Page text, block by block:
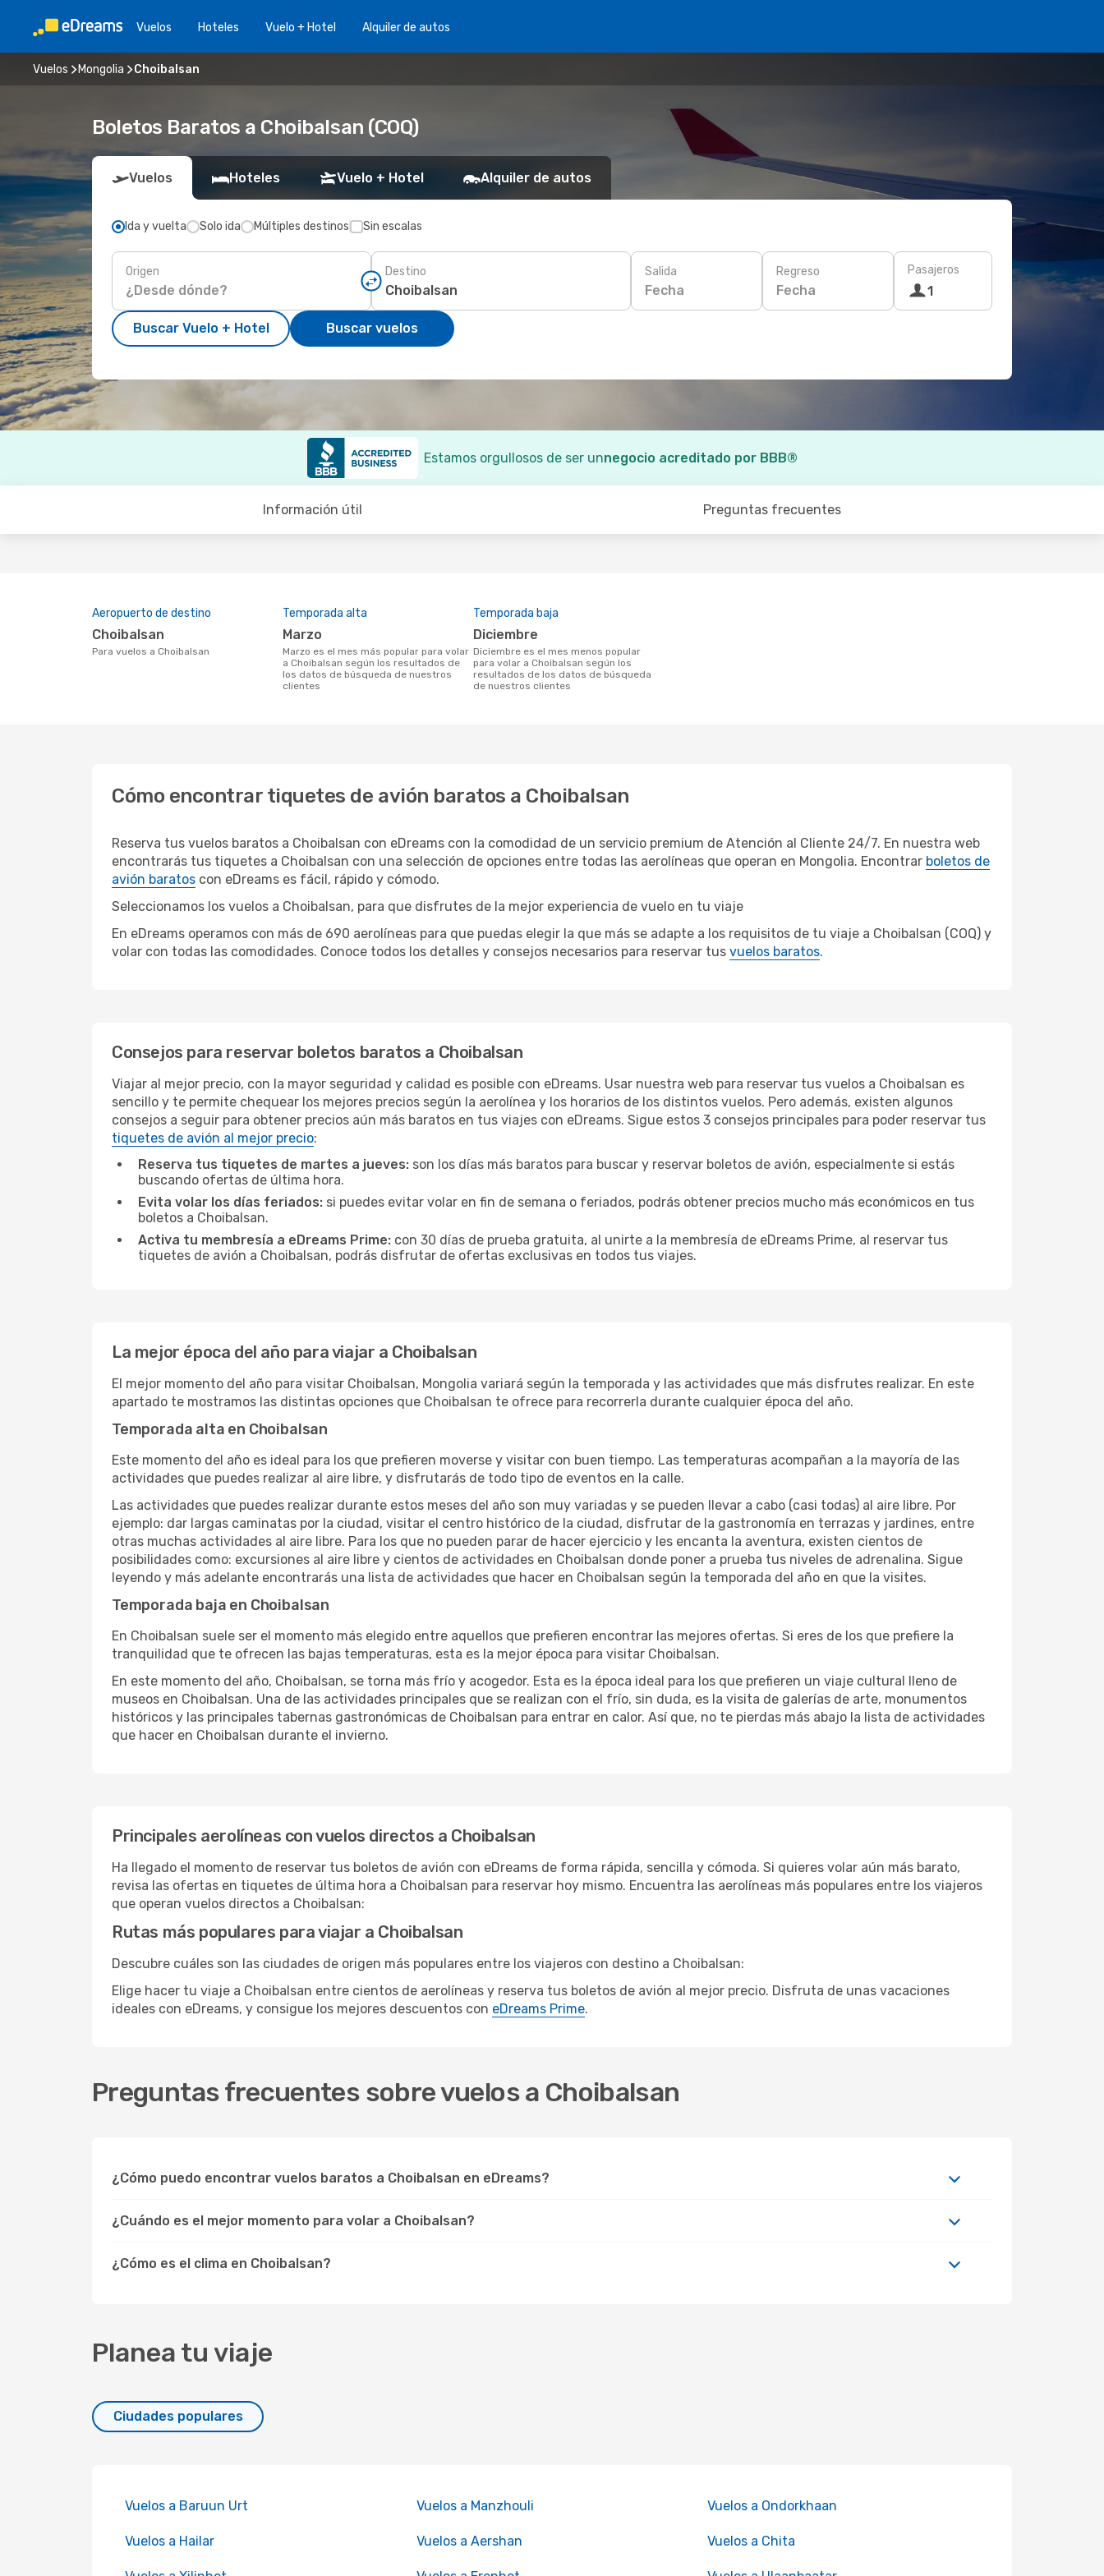
Vuelos Hoteles Vuelo + Hotel Alquiler de autos
Vuelos Mongolia Choibalsan
Boletos Baratos a Choibalsan (COQ)
Vuelos Hoteles Vuelo + Hotel Alquiler de autos
Ida y vuelta Solo ida Múltiples destinos Sin escalas
Origen Destino Salida
Fecha
Regreso
Fecha
Pasajeros
1
Buscar Vuelo + Hotel Buscar vuelos
Estamos orgullosos de ser unnegocio acreditado por BBB®
Información útil Preguntas frecuentes
Aeropuerto de destino
Choibalsan
Para vuelos a Choibalsan
Temporada alta
marzo
marzo es el mes más popular para volar
a Choibalsan según los resultados de
los datos de búsqueda de nuestros
clientes
Temporada baja
diciembre
diciembre es el mes menos popular
para volar a Choibalsan según los
resultados de los datos de búsqueda
de nuestros clientes
Cómo encontrar tiquetes de avión baratos a Choibalsan
Reserva tus vuelos baratos a Choibalsan con eDreams con la comodidad de un servicio premium de Atención al Cliente 24/7. En nuestra web
encontrarás tus tiquetes a Choibalsan con una selección de opciones entre todas las aerolíneas que operan en Mongolia. Encontrar boletos de
avión baratos con eDreams es fácil, rápido y cómodo.
Seleccionamos los vuelos a Choibalsan, para que disfrutes de la mejor experiencia de vuelo en tu viaje
En eDreams operamos con más de 690 aerolíneas para que puedas elegir la que más se adapte a los requisitos de tu viaje a Choibalsan (COQ) y
volar con todas las comodidades. Conoce todos los detalles y consejos necesarios para reservar tus vuelos baratos.
Consejos para reservar boletos baratos a Choibalsan
Viajar al mejor precio, con la mayor seguridad y calidad es posible con eDreams. Usar nuestra web para reservar tus vuelos a Choibalsan es
sencillo y te permite chequear los mejores precios según la aerolínea y los horarios de los distintos vuelos. Pero además, existen algunos
consejos a seguir para obtener precios aún más baratos en tus viajes con eDreams. Sigue estos 3 consejos principales para poder reservar tus
tiquetes de avión al mejor precio:
Reserva tus tiquetes de martes a jueves: son los días más baratos para buscar y reservar boletos de avión, especialmente si estás
buscando ofertas de última hora.
Evita volar los días feriados: si puedes evitar volar en fin de semana o feriados, podrás obtener precios mucho más económicos en tus
boletos a Choibalsan.
Activa tu membresía a eDreams Prime: con 30 días de prueba gratuita, al unirte a la membresía de eDreams Prime, al reservar tus
tiquetes de avión a Choibalsan, podrás disfrutar de ofertas exclusivas en todos tus viajes.
La mejor época del año para viajar a Choibalsan
El mejor momento del año para visitar Choibalsan, Mongolia variará según la temporada y las actividades que más disfrutes realizar. En este
apartado te mostramos las distintas opciones que Choibalsan te ofrece para recorrerla durante cualquier época del año.
Temporada alta en Choibalsan
Este momento del año es ideal para los que prefieren moverse y visitar con buen tiempo. Las temperaturas acompañan a la mayoría de las
actividades que puedes realizar al aire libre, y disfrutarás de todo tipo de eventos en la calle.
Las actividades que puedes realizar durante estos meses del año son muy variadas y se pueden llevar a cabo (casi todas) al aire libre. Por
ejemplo: dar largas caminatas por la ciudad, visitar el centro histórico de la ciudad, disfrutar de la gastronomía en terrazas y jardines, entre
otras muchas actividades al aire libre. Para los que no pueden parar de hacer ejercicio y les encanta la aventura, existen cientos de
posibilidades como: excursiones al aire libre y cientos de actividades en Choibalsan donde poner a prueba tus niveles de adrenalina. Sigue
leyendo y más adelante encontrarás una lista de actividades que hacer en Choibalsan según la temporada del año en que la visites.
Temporada baja en Choibalsan
En Choibalsan suele ser el momento más elegido entre aquellos que prefieren encontrar las mejores ofertas. Si eres de los que prefiere la
tranquilidad que te ofrecen las bajas temperaturas, esta es la mejor época para visitar Choibalsan.
En este momento del año, Choibalsan, se torna más frío y acogedor. Esta es la época ideal para los que prefieren un viaje cultural lleno de
museos en Choibalsan. Una de las actividades principales que se realizan con el frío, sin duda, es la visita de galerías de arte, monumentos
históricos y las principales tabernas gastronómicas de Choibalsan para entrar en calor. Así que, no te pierdas más abajo la lista de actividades
que hacer en Choibalsan durante el invierno.
Principales aerolíneas con vuelos directos a Choibalsan
Ha llegado el momento de reservar tus boletos de avión con eDreams de forma rápida, sencilla y cómoda. Si quieres volar aún más barato,
revisa las ofertas en tiquetes de última hora a Choibalsan para reservar hoy mismo. Encuentra las aerolíneas más populares entre los viajeros
que operan vuelos directos a Choibalsan:
Rutas más populares para viajar a Choibalsan
Descubre cuáles son las ciudades de origen más populares entre los viajeros con destino a Choibalsan:
Elige hacer tu viaje a Choibalsan entre cientos de aerolíneas y reserva tus boletos de avión al mejor precio. Disfruta de unas vacaciones
ideales con eDreams, y consigue los mejores descuentos con eDreams Prime.
Preguntas frecuentes sobre vuelos a Choibalsan
¿Cómo puedo encontrar vuelos baratos a Choibalsan en eDreams?
¿Cuándo es el mejor momento para volar a Choibalsan?
¿Cómo es el clima en Choibalsan?
Planea tu viaje
Ciudades populares
Vuelos a Baruun Urt Vuelos a Manzhouli Vuelos a Ondorkhaan
Vuelos a Hailar Vuelos a Aershan Vuelos a Chita